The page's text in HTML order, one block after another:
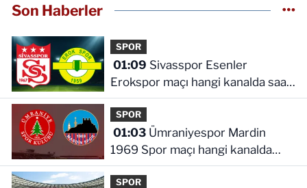
Son Haberler
SPOR
01:09
Erokspor maçı hangi kanalda saat
kaçta
SPOR
01:03Ümraniyespor Mardin
1969 Spor maçı hangi kanalda
saat kaçta!
SPOR